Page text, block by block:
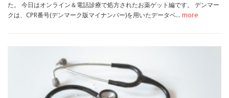
た。 今日はオンライン＆電話診療で処方されたお薬ゲット編です。 デンマー
クは、CPR番号(デンマーク版マイナンバー)を用いたデータベ… more